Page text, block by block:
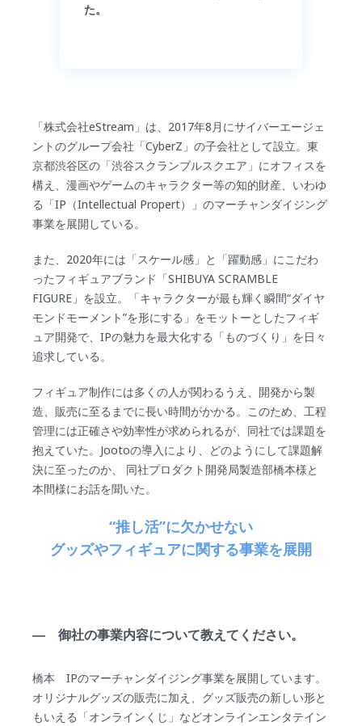
た。
「株式会社eStream」は、2017年8月にサイバーエージェ
ントのグループ会社「CyberZ」の子会社として設立。東
京都渋谷区の「渋谷スクランブルスクエア」にオフィスを
構え、漫画やゲームのキャラクター等の知的財産、いわゆ
る「IP（Intellectual Propert）」のマーチャンダイジング
事業を展開している。
また、2020年には「スケール感」と「躍動感」にこだわ
ったフィギュアブランド「SHIBUYA SCRAMBLE
FIGURE」を設立。「キャラクターが最も輝く瞬間“ダイヤ
モンドモーメント”を形にする」をモットーとしたフィギ
ュア開発で、IPの魅力を最大化する「ものづくり」を日々
追求している。
フィギュア制作には多くの人が関わるうえ、開発から製
造、販売に至るまでに長い時間がかかる。このため、工程
管理には正確さや効率性が求められるが、同社では課題を
抱えていた。Jootoの導入により、どのようにして課題解
決に至ったのか、 同社プロダクト開発局製造部橋本様と
本間様にお話を聞いた。
“推し活”に欠かせない
グッズやフィギュアに関する事業を展開
― 御社の事業内容について教えてください。
橋本 IPのマーチャンダイジング事業を展開しています。
オリジナルグッズの販売に加え、グッズ販売の新しい形と
もいえる「オンラインくじ」などオンラインエンタテイン